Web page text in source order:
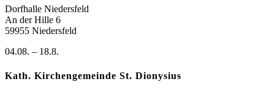
Dorfhalle Niedersfeld
An der Hille 6
59955 Niedersfeld
04.08. – 18.8.
Kath. Kirchengemeinde St. Dionysius